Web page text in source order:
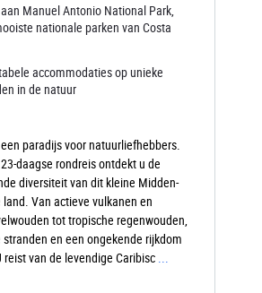
Manuel Antonio National Park,
nationale parken van Costa
accommodaties op unieke
in de natuur
paradijs voor natuurliefhebbers.
daagse rondreis ontdekt u de
diversiteit van dit kleine Midden-
Van actieve vulkanen en
tot tropische regenwouden,
en een ongekende rijkdom
reist van de levendige Caribisc ...